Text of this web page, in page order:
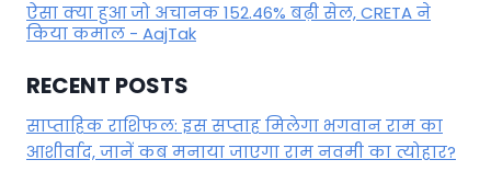
ऐसा क्या हुआ जो अचानक 152.46% बढ़ी सेल, CRETA ने
किया कमाल - AajTak
RECENT POSTS
साप्ताहिक राशिफल: इस सप्ताह मिलेगा भगवान राम का
आशीर्वाद, जानें कब मनाया जाएगा राम नवमी का त्योहार?